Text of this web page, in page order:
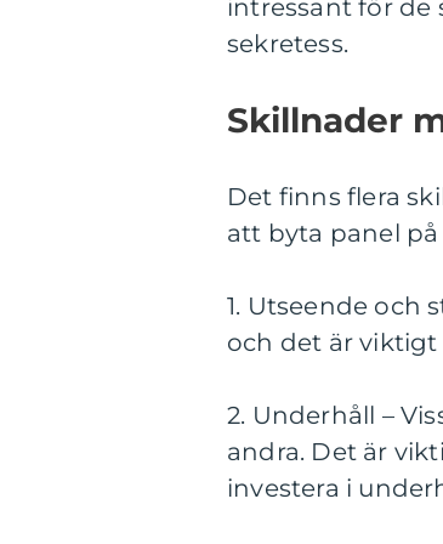
intressant för de
sekretess.
Skillnader
Det finns flera
att byta panel på
1. Utseende och
och det är viktigt
2. Underhåll –
andra. Det är
investera i